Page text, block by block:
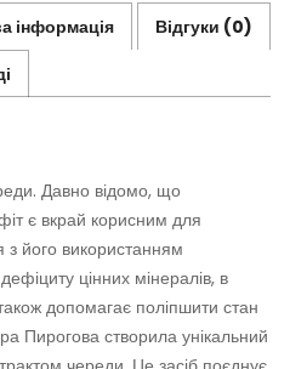
інформація
Відгуки (0)
Давно відомо, що
є вкрай корисним для
з його використанням
цінних мінералів, в
допомагає поліпшити стан
Пирогова створила унікальний